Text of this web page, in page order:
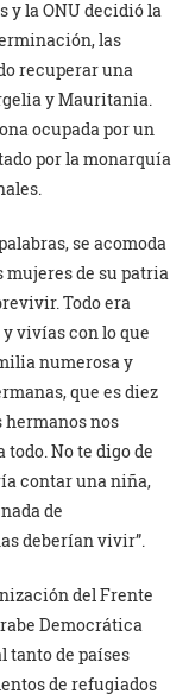
y la ONU decidió la
las
recuperar una
y Mauritania.
ocupada por un
por la monarquía
se acomoda
de su patria
Todo era
vivías con lo que
numerosa y
que es diez
hermanos nos
todo. No te digo de
contar una niña,
de
deberían vivir”.
del Frente
Democrática
tanto de países
de refugiados